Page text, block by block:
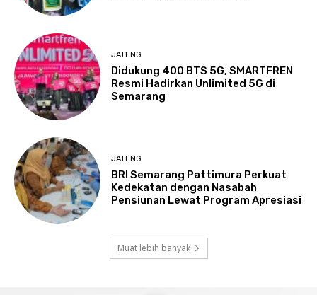
JATENG
Didukung 400 BTS 5G, SMARTFREN
Resmi Hadirkan Unlimited 5G di
Semarang
JATENG
BRI Semarang Pattimura Perkuat
Kedekatan dengan Nasabah
Pensiunan Lewat Program Apresiasi
Muat lebih banyak